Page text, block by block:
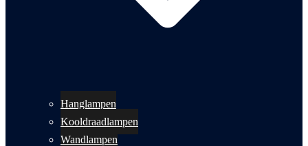
Hanglampen
Kooldraadlampen
Wandlampen